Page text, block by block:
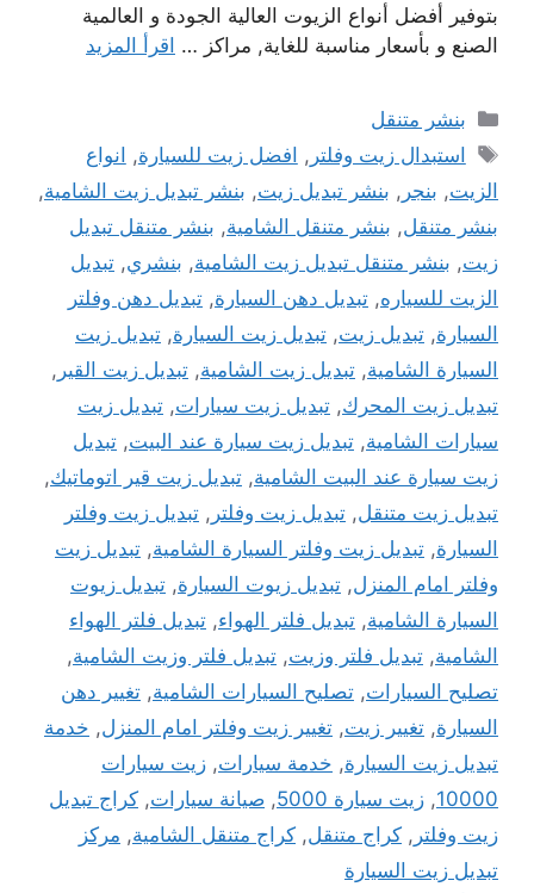
بتوفير أفضل أنواع الزيوت العالية الجودة و العالمية
الصنع و بأسعار مناسبة للغاية, مراكز … اقرأ المزيد
التصنيفات
بنشر متنقل
الوسوم
استبدال زيت وفلتر , افضل زيت للسيارة, انواع
الزيت, بنجر , بنشر تبديل زيت, بنشر تبديل زيت الشامية,
بنشر متنقل, بنشر متنقل الشامية, بنشر متنقل تبديل
زيت, بنشر متنقل تبديل زيت الشامية, بنشري, تبديل
الزيت للسياره, تبديل دهن السيارة, تبديل دهن وفلتر
السيارة, تبديل زيت, تبديل زيت السيارة, تبديل زيت
السيارة الشامية, تبديل زيت الشامية, تبديل زيت القير ,
تبديل زيت المحرك, تبديل زيت سيارات, تبديل زيت
سيارات الشامية, تبديل زيت سيارة عند البيت, تبديل
زيت سيارة عند البيت الشامية, تبديل زيت قير اتوماتيك,
تبديل زيت متنقل, تبديل زيت وفلتر , تبديل زيت وفلتر
السيارة, تبديل زيت وفلتر السيارة الشامية, تبديل زيت
وفلتر امام المنزل, تبديل زيوت السيارة, تبديل زيوت
السيارة الشامية, تبديل فلتر الهواء, تبديل فلتر الهواء
الشامية, تبديل فلتر وزيت, تبديل فلتر وزيت الشامية,
تصليح السيارات, تصليح السيارات الشامية, تغيير دهن
السيارة, تغيير زيت, تغيير زيت وفلتر امام المنزل, خدمة
تبديل زيت السيارة, خدمة سيارات, زيت سيارات
10000
, زيت سيارة 5000 , صيانة سيارات, كراج تبديل
زيت وفلتر , كراج متنقل, كراج متنقل الشامية, مركز
تبديل زيت السيارة